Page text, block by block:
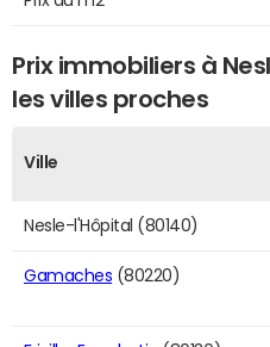
Prix immobiliers à
les villes proches
Ville
Nesle-l'Hôpital (80140)
Gamaches (80220)